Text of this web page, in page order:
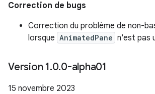
Correction de bugs
Correction du problème de non-
lorsque AnimatedPane n'est pas
Version 1.0.0-alpha01
15 novembre 2023